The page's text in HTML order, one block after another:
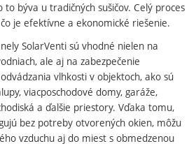
býva u tradičných sušičov. Celý proces
je efektívne a ekonomické riešenie.
SolarVenti sú vhodné nielen na
ale aj na zabezpečenie
vlhkosti v objektoch, ako sú
viacposchodové domy, garáže,
a ďalšie priestory. Vďaka tomu,
bez potreby otvorených okien, môžu
vzduchu aj do miest s obmedzenou